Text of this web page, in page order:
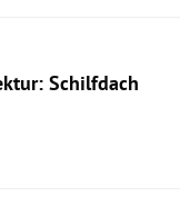
Schilfdach